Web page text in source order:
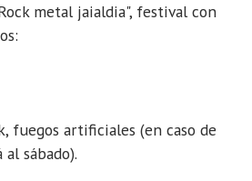
metal jaialdia", festival con
fuegos artificiales (en caso de
sábado).